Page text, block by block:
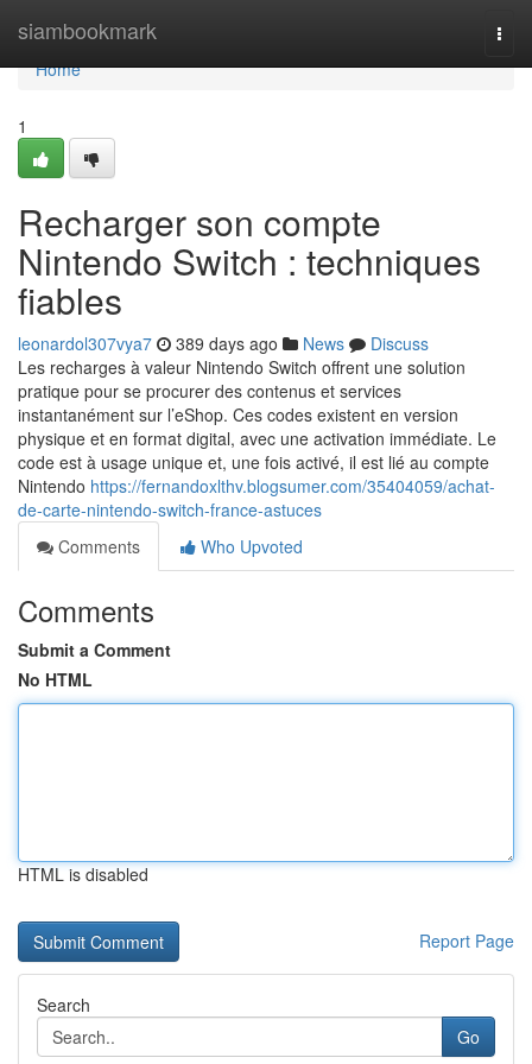
siambookmark
Home
Home
1
Recharger son compte
Nintendo Switch : techniques
fiables
leonardol307vya7 389 days ago News
Discuss
Les recharges à valeur Nintendo Switch offrent une solution
pratique pour se procurer des contenus et services
instantanément sur l’eShop. Ces codes existent en version
physique et en format digital, avec une activation immédiate. Le
code est à usage unique et, une fois activé, il est lié au compte
Nintendo https://fernandoxlthv.blogsumer.com/35404059/achat-
de-carte-nintendo-switch-france-astuces
Comments
Who Upvoted
Comments
Submit a Comment
No HTML
HTML is disabled
Report Page
Search
Go